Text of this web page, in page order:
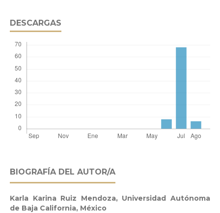
DESCARGAS
BIOGRAFÍA DEL AUTOR/A
Karla Karina Ruiz Mendoza, Universidad Autónoma
de Baja California, México